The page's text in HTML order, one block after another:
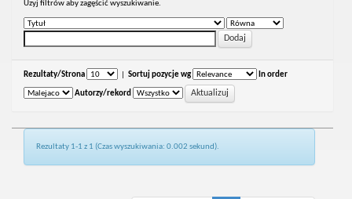
Uzyj filtrów aby zagęścić wyszukiwanie.
Rezultaty/Strona Sortuj pozycje wg In order
Autorzy/rekord
Rezultaty 1-1 z 1 (Czas wyszukiwania: 0.002 sekund).